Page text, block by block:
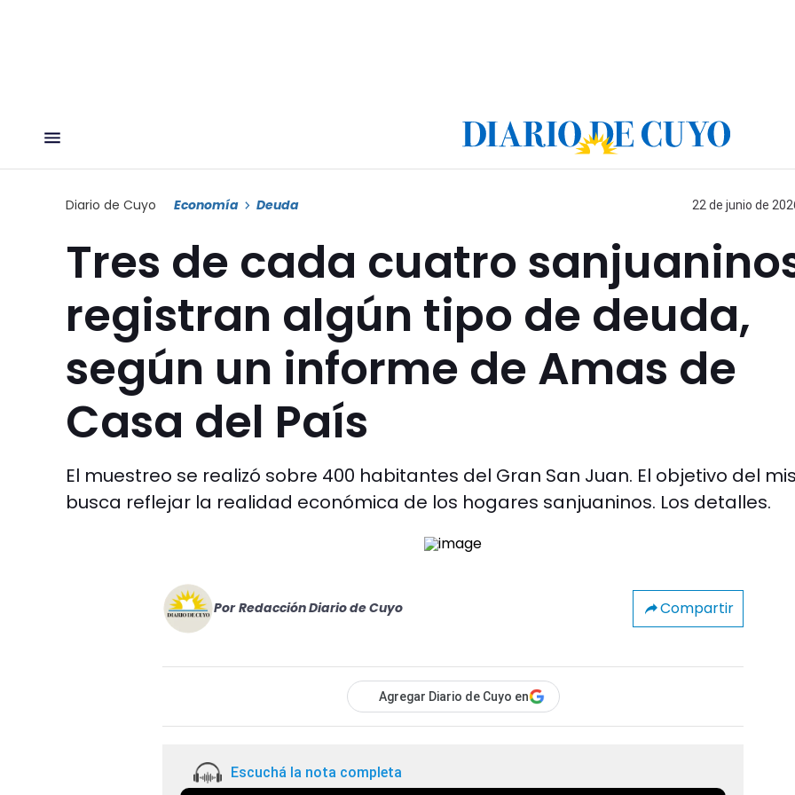
Diario de Cuyo Economía Deuda 22 de junio de
Tres de cada cuatro
registran algún tipo de deuda,
según un informe de Amas de
Casa del País
El muestreo se realizó sobre 400 habitantes del Gran San Juan. El objetivo del
busca reflejar la realidad económica de los hogares sanjuaninos. Los detalles.
Por Redacción Diario de Cuyo Compartir
Agregar Diario de Cuyo en
Escuchá la nota completa